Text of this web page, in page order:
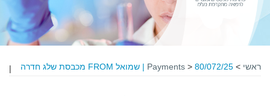
ראשי >
Payments > 80/072/25 | שמואל FROM מכבסת שלג חדרה |